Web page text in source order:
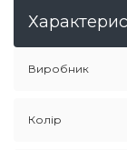
Виробник
Колір